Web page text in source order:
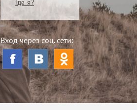
Где я?
Вход через соц. сети: